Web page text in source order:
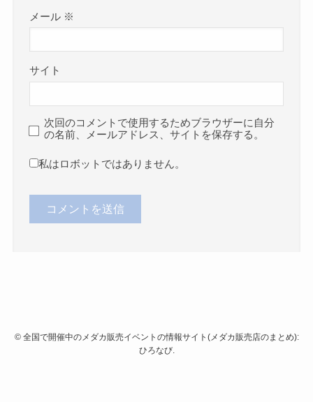
メール ※
サイト
次回のコメントで使用するためブラウザーに自分
の名前、メールアドレス、サイトを保存する。
私はロボットではありません。
©全国で開催中のメダカ販売イベントの情報サイト(メダカ販売店のまとめ):
ひろなび.